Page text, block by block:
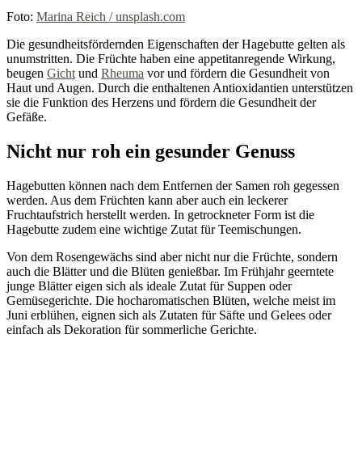
Foto: Marina Reich / unsplash.com
Die gesundheitsfördernden Eigenschaften der Hagebutte gelten als
unumstritten. Die Früchte haben eine appetitanregende Wirkung,
beugen Gicht und Rheuma vor und fördern die Gesundheit von
Haut und Augen. Durch die enthaltenen Antioxidantien unterstützen
sie die Funktion des Herzens und fördern die Gesundheit der
Gefäße.
Nicht nur roh ein gesunder Genuss
Hagebutten können nach dem Entfernen der Samen roh gegessen
werden. Aus dem Früchten kann aber auch ein leckerer
Fruchtaufstrich herstellt werden. In getrockneter Form ist die
Hagebutte zudem eine wichtige Zutat für Teemischungen.
Von dem Rosengewächs sind aber nicht nur die Früchte, sondern
auch die Blätter und die Blüten genießbar. Im Frühjahr geerntete
junge Blätter eigen sich als ideale Zutat für Suppen oder
Gemüsegerichte. Die hocharomatischen Blüten, welche meist im
Juni erblühen, eignen sich als Zutaten für Säfte und Gelees oder
einfach als Dekoration für sommerliche Gerichte.